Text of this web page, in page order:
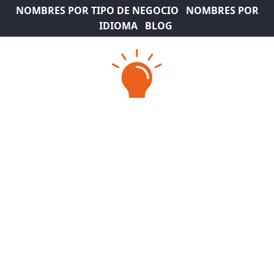
NOMBRES POR TIPO DE NEGOCIO
NOMBRES POR
IDIOMA
BLOG